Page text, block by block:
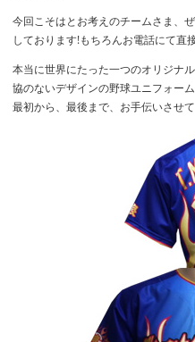
今回こそはとお考えのチームさま、
しております!もちろんお電話にて直
本当に世界にたった一つのオリジナ
協のないデザインの野球ユニフォー
最初から、最後まで、お手伝いさせ